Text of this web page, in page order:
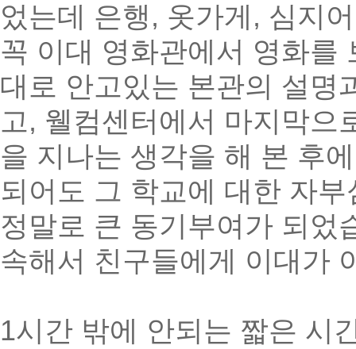
었는데 은행, 옷가게, 심지
꼭 이대 영화관에서 영화를
대로 안고있는 본관의 설명
고, 웰컴센터에서 마지막으
을 지나는 생각을 해 본 후
되어도 그 학교에 대한 자
정말로 큰 동기부여가 되었
속해서 친구들에게 이대가
1시간 밖에 안되는 짧은 시